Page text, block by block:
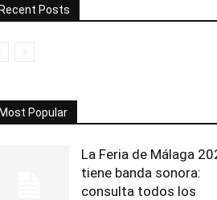
Posts
Popular
La Feria de Málaga
tiene banda sonora:
consulta todos los